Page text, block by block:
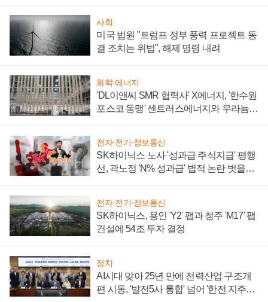
사회
미국 법원 "트럼프 정부 풍력 프로젝트 동
결 조치는 위법", 해제 명령 내려
화학·에너지
'DL이앤씨 SMR 협력사' X에너지, '한수원
포스코 동맹' 센트러스에너지와 우라늄
전자·전기·정보통신
SK하이닉스 노사 '성과급 주식지급' 평행
선, 곽노정 'N% 성과급' 법적 논란 벗을지
전자·전기·정보통신
SK하이닉스, 용인 'Y2' 팹과 청주 'M17' 팹
건설에 54조 투자 결정
정치
AI시대 맞아 25년 만에 전력산업 구조개
편 시동, '발전5사 통합' 넘어 '한전 지주사'